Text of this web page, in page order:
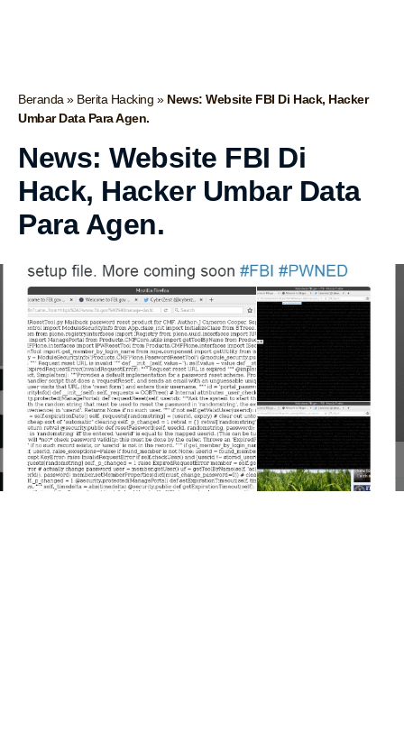
Beranda» Berita Hacking» News: Website FBI Di Hack, Hacker
Umbar Data Para Agen.
News: Website FBI Di
Hack, Hacker Umbar Data
Para Agen.